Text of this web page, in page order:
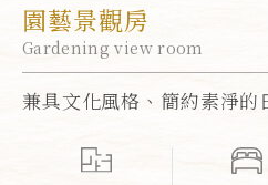
園藝景觀房
Gardening view room
兼具文化風格、簡約素淨